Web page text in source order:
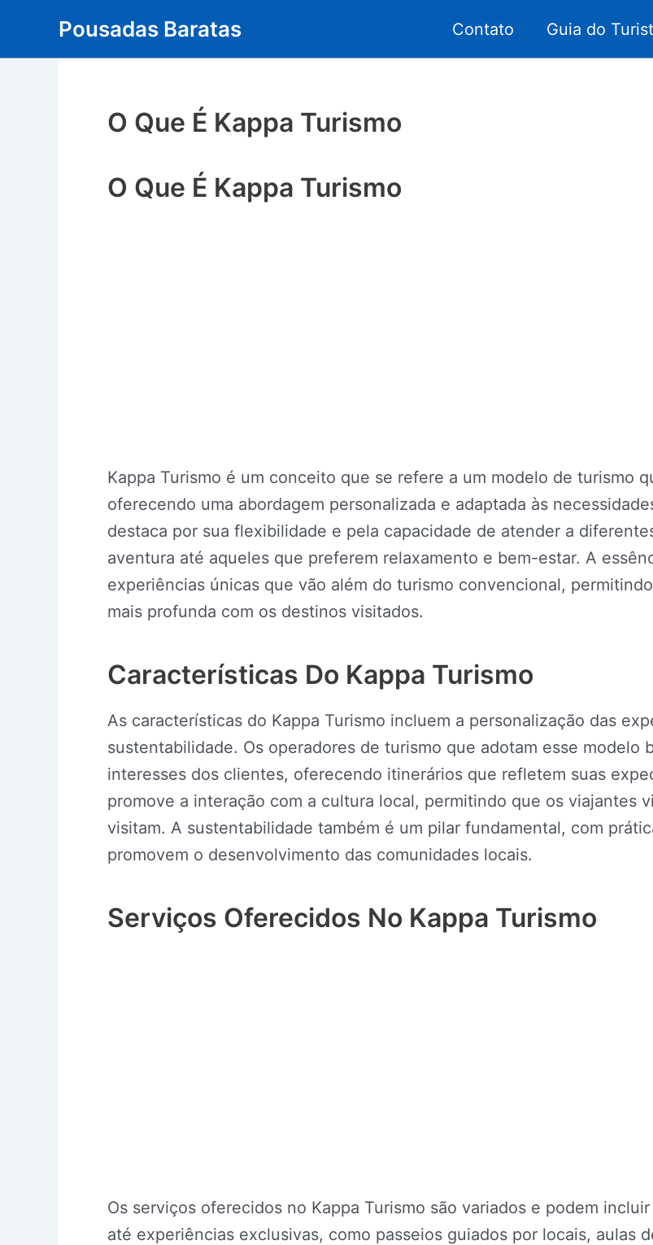
Pousadas Baratas Contato Guia do
O Que É Kappa Turismo
O Que É Kappa Turismo
Kappa Turismo é um conceito que se refere a um modelo de turismo
oferecendo uma abordagem personalizada e adaptada às
destaca por sua flexibilidade e pela capacidade de atender a
aventura até aqueles que preferem relaxamento e bem-estar. A
experiências únicas que vão além do turismo convencional,
mais profunda com os destinos visitados.
Características Do Kappa Turismo
As características do Kappa Turismo incluem a personalização das
sustentabilidade. Os operadores de turismo que adotam esse modelo
interesses dos clientes, oferecendo itinerários que refletem suas
promove a interação com a cultura local, permitindo que os viajantes
visitam. A sustentabilidade também é um pilar fundamental, com
promovem o desenvolvimento das comunidades locais.
Serviços Oferecidos No Kappa Turismo
Os serviços oferecidos no Kappa Turismo são variados e podem
até experiências exclusivas, como passeios guiados por locais, aulas